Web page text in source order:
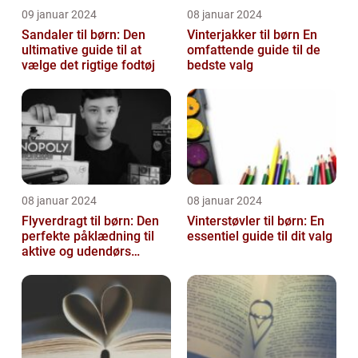
09 januar 2024
Sandaler til børn: Den
ultimative guide til at
vælge det rigtige fodtøj
08 januar 2024
Vinterjakker til børn En
omfattende guide til de
bedste valg
08 januar 2024
Flyverdragt til børn: Den
perfekte påklædning til
aktive og udendørs
08 januar 2024
Vinterstøvler til børn: En
essentiel guide til dit valg